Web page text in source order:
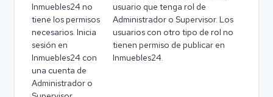
Inmuebles24 no
tiene los permisos
necesarios. Inicia
sesión en
Inmuebles24 con
una cuenta de
Administrador o
usuario que tenga rol de
Administrador o Supervisor. Los
usuarios con otro tipo de rol no
tienen permiso de publicar en
Inmuebles24.